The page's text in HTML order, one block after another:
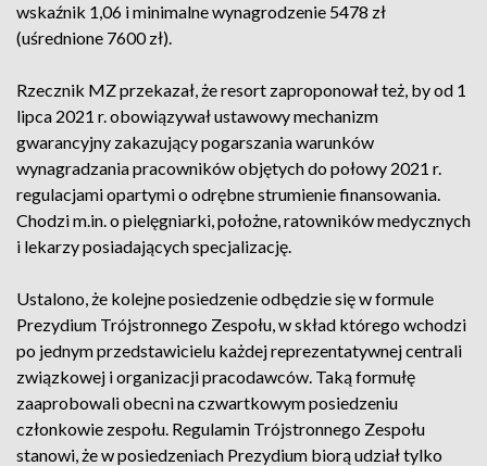
wskaźnik 1,06 i minimalne wynagrodzenie 5478 zł
(uśrednione 7600 zł).
Rzecznik MZ przekazał, że resort zaproponował też, by od 1
lipca 2021 r. obowiązywał ustawowy mechanizm
gwarancyjny zakazujący pogarszania warunków
wynagradzania pracowników objętych do połowy 2021 r.
regulacjami opartymi o odrębne strumienie finansowania.
Chodzi m.in. o pielęgniarki, położne, ratowników medycznych
i lekarzy posiadających specjalizację.
Ustalono, że kolejne posiedzenie odbędzie się w formule
Prezydium Trójstronnego Zespołu, w skład którego wchodzi
po jednym przedstawicielu każdej reprezentatywnej centrali
związkowej i organizacji pracodawców. Taką formułę
zaaprobowali obecni na czwartkowym posiedzeniu
członkowie zespołu. Regulamin Trójstronnego Zespołu
stanowi, że w posiedzeniach Prezydium biorą udział tylko